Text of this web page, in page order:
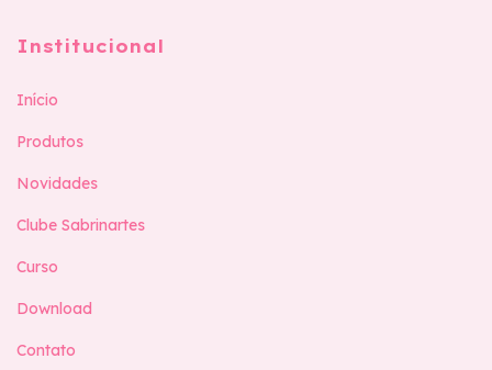
Institucional
Início
Produtos
Novidades
Clube Sabrinartes
Curso
Download
Contato